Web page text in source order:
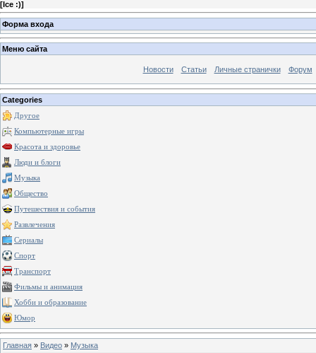
[Ice :)]
Форма входа
Меню сайта
Новости Статьи Личные странички Форум
Categories
Другое
Компьютерные игры
Красота и здоровье
Люди и блоги
Музыка
Общество
Путешествия и события
Развлечения
Сериалы
Спорт
Транспорт
Фильмы и анимация
Хобби и образование
Юмор
Главная » Видео » Музыка